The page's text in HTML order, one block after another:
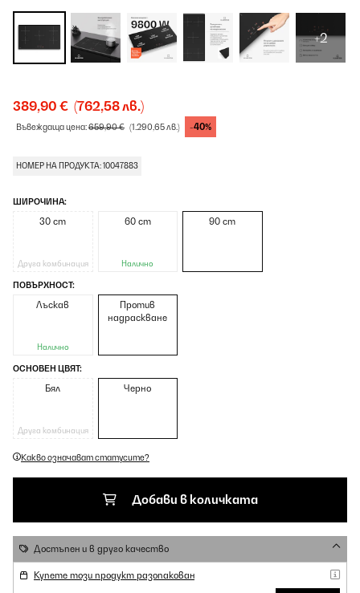
+2
389,90 € (762,58 лв.)
Въвеждаща цена:659,90 € (1.290,65 лв.) -40%
НОМЕР НА ПРОДУКТА: 10047883
ШИРОЧИНА:
30 cm
Друга комбинация
60 cm
Налично
90 cm
ПОВЪРХНОСТ:
Лъскав
Налично
Против
надраскване
ОСНОВЕН ЦВЯТ:
Бял
Друга комбинация
Черно
Какво означават статусите?
Добави в количката
Достъпен и в друго качество
Купете този продукт разопакован